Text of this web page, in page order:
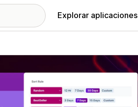
Explorar aplicaciones